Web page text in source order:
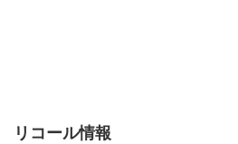
リコール情報